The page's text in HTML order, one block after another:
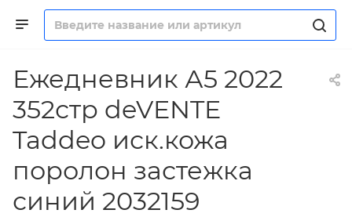
Ежедневник А5 2022
352стр deVENTE
Taddeo иск.кожа
поролон застежка
синий 2032159